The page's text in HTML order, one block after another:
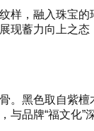
样，融入珠宝
蓄力向上之态
黑色取自紫檀
品牌“福文化”